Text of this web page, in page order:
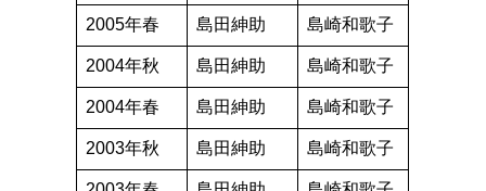
2005年春 島田紳助 島崎和歌子
2004年秋 島田紳助 島崎和歌子
2004年春 島田紳助 島崎和歌子
2003年秋 島田紳助 島崎和歌子